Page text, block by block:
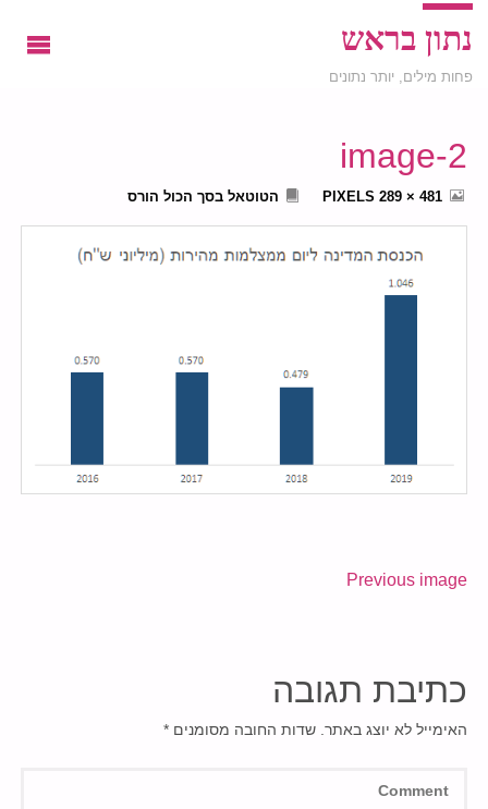
נתון בראש
פחות מילים, יותר נתונים
image-2
FULL
481 × 289
PIXELS הטוטאל בסך הכול הורס
Previous image
כתיבת תגובה
האימייל לא יוצג באתר. שדות החובה מסומנים *